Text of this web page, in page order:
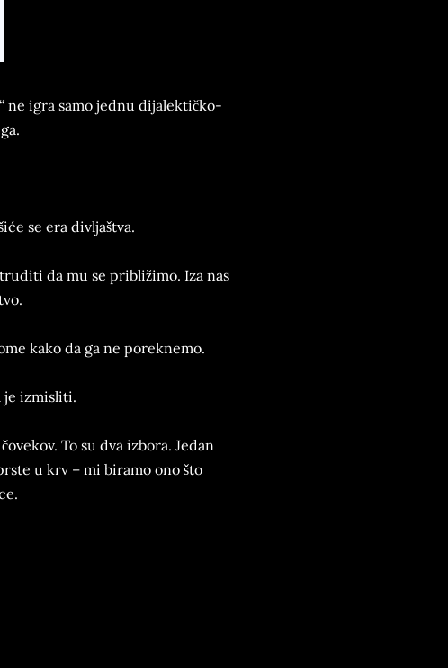
ne igra samo jednu dijalektičko-
se era divljaštva.
da mu se približimo. Iza nas
kako da ga ne poreknemo.
je izmisliti.
To su dva izbora. Jedan
u krv – mi biramo ono što